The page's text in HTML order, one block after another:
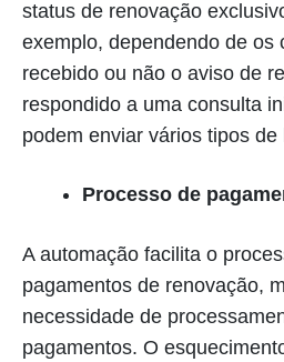
status de renovação
exemplo, dependendo de os
recebido ou não o aviso de
respondido a uma consulta
podem enviar vários tipos de
Processo de
A automação facilita o
pagamentos de renovação,
necessidade de
pagamentos. O